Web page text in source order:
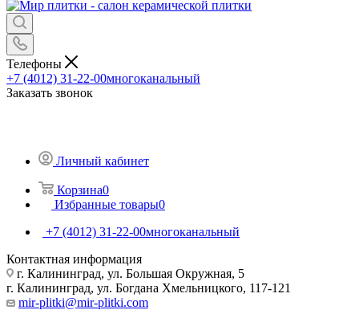
Телефоны
+7 (4012) 31-22-00многоканальный
Заказать звонок
Личный кабинет
Корзина0
Избранные товары0
+7 (4012) 31-22-00многоканальный
Контактная информация
г. Калининград, ул. Большая Окружная, 5
г. Калининград, ул. Богдана Хмельницкого, 117-121
mir-plitki@mir-plitki.com